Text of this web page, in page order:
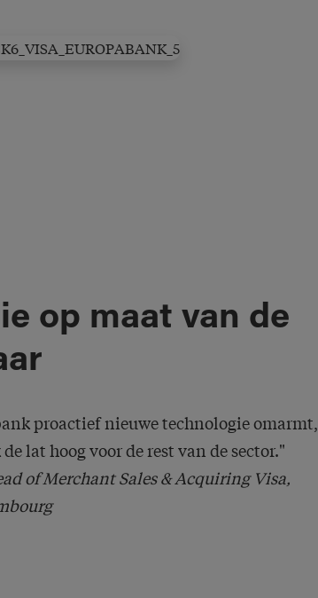
op maat van de
proactief nieuwe technologie omarmt,
lat hoog voor de rest van de sector."
of Merchant Sales & Acquiring Visa,